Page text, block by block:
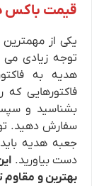
قیمت باکس
یکی از مهمترین
توجه زیادی
هدیه به
فاکتورهایی
بشناسید و
سفارش دهید.
جعبه هدیه
دست بیاورید.
بهترین و مقاوم